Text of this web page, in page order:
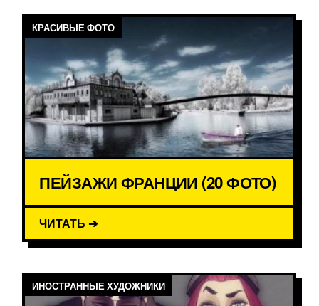
КРАСИВЫЕ ФОТО
ПЕЙЗАЖИ ФРАНЦИИ (20 ФОТО)
ЧИТАТЬ ➔
ИНОСТРАННЫЕ ХУДОЖНИКИ